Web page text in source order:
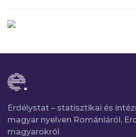
Erdélystat – statisztikai és
magyar nyelven Romániáról,
magyarokról